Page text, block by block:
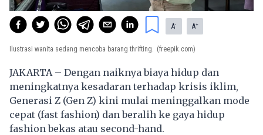
A- A+
Ilustrasi wanita sedang mencoba barang thrifting. (freepik.com)
JAKARTA – Dengan naiknya biaya hidup dan
meningkatnya kesadaran terhadap krisis iklim,
Generasi Z (Gen Z) kini mulai meninggalkan mode
cepat (fast fashion) dan beralih ke gaya hidup
fashion bekas atau second-hand.